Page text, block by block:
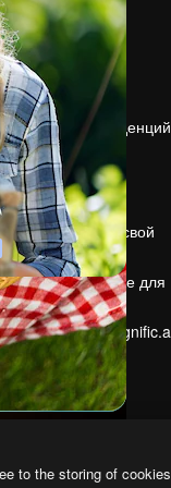
Цены
Reviews
Вакансии
Поиск тенденций
Блог
События
Slidesgo
Продайте свой
контент
Помещение для
прессы
Ищете
to the storing of